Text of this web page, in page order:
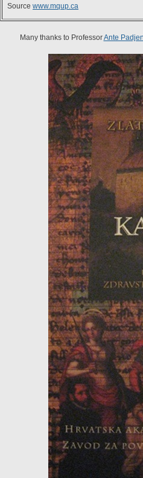
Source www.mqup.ca
Many thanks to ProfessorAnte